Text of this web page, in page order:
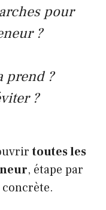
pour
?
prend ?
?
toutes les
, étape par